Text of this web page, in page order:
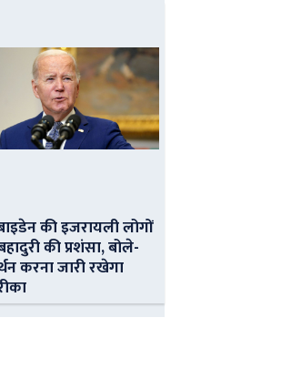
की इजरायली लोगों
की प्रशंसा, बोले-
करना जारी रखेगा